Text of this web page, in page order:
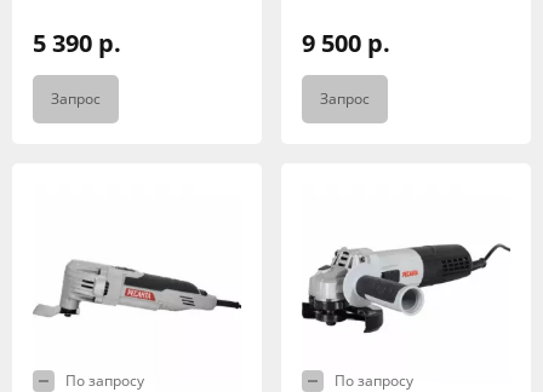
5 390 р.
Запрос
9 500 р.
Запрос
По запросу
По запросу